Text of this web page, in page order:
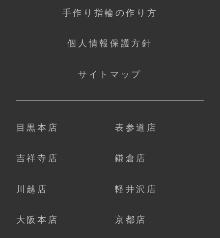
手作り指輪の作り方
個人情報保護方針
サイトマップ
目黒本店 表参道店
吉祥寺店 鎌倉店
川越店 軽井沢店
大阪本店 京都店